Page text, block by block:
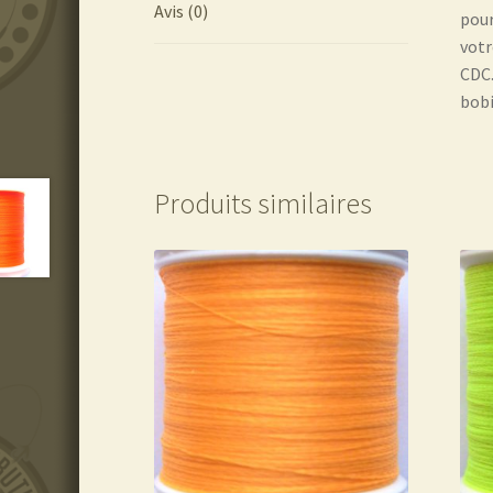
Avis (0)
CDC.
Produits similaires